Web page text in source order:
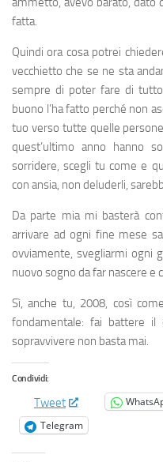
fatta.
Quindi ora cosa potrei
vecchietto che se ne sta
sempre di poter fare di
buono l’ha fatto perché non
tuo verso tutte quelle
quest’ultimo anno hanno
sorridere, scegli tu come e
con ansia, non deluderli,
Da parte mia mi basterà
arrivare ad ogni fine mese
ovviamente, svegliarmi ogni
nuovo sogno da far nascere e
Sì, anche tu, 2008, così
fondamentale: fai battere
sopravvivere non basta mai.
Condividi:
Tweet
Telegram